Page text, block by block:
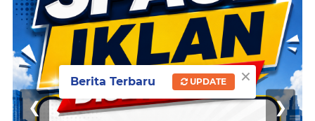
❮ ❯
×
Berita Terbaru UPDATE